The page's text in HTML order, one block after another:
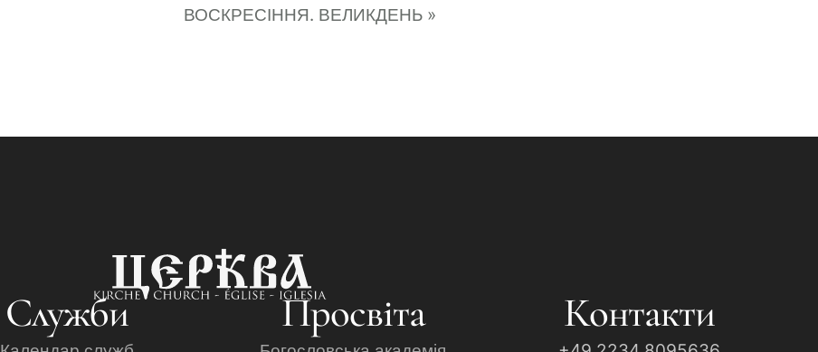
ВОСКРЕСІННЯ. ВЕЛИКДЕНЬ »
Служби Просвіта Контакти